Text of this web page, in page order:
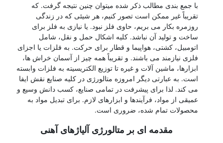
با جمع بندی مطالب ذکر شده میتوان چنین نتیجه گرفت. که
تقریباً غیر ممکن است تصور کنیم، هر شیئی که در زندگی
روزمره بکار می بریم، حاوی فلز نبود. یا نیازی به فلز برای
ساخت و تولید آن نباشد. کلیه اشکال حمل و نقل، شامل
اتومبیل، کشتی، هواپیما و قطار برای حرکت. به فلزات یا اجزای
فلزی نیازمند می باشند. و تقریباً همه چیز از آسمان خراش ها،
ابزارها، ماشین آلات و غیره تا توزیع الکتریسیته به فلزات وابسته
است. به عبارتی دیگر امروزه متالورژی در کلیه صنایع نقش ایفا
می کند. لذا برای پیشرفت در تمامی صنایع، کسب دانش وسیع و
عمیقی از مواد، فرآیندها و ابزارهای لازم. برای تبدیل مواد به
محصولات تمام شده، ضروری است.
مقدمه ای بر متالورژی آلیاژهای آهنی